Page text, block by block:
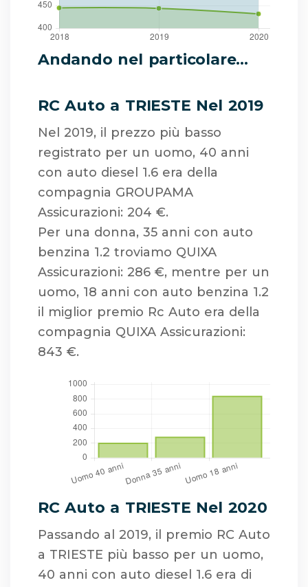
Andando nel particolare...
RC Auto a TRIESTE Nel 2019
Nel 2019, il prezzo più basso
registrato per un uomo, 40 anni
con auto diesel 1.6 era della
compagnia GROUPAMA
Assicurazioni: 204 €.
Per una donna, 35 anni con auto
benzina 1.2 troviamo QUIXA
Assicurazioni: 286 €, mentre per un
uomo, 18 anni con auto benzina 1.2
il miglior premio Rc Auto era della
compagnia QUIXA Assicurazioni:
843 €.
RC Auto a TRIESTE Nel 2020
Passando al 2019, il premio RC Auto
a TRIESTE più basso per un uomo,
40 anni con auto diesel 1.6 era di